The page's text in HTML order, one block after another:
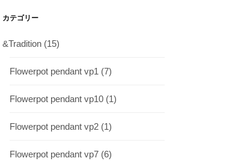
カテゴリー
&Tradition (15)
Flowerpot pendant vp1 (7)
Flowerpot pendant vp10 (1)
Flowerpot pendant vp2 (1)
Flowerpot pendant vp7 (6)